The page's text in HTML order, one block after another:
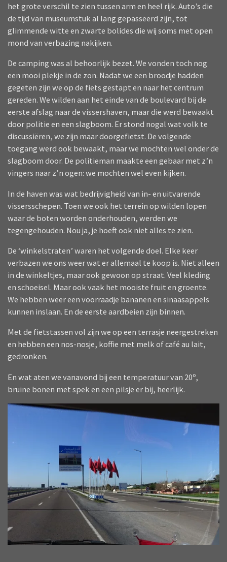
het grote verschil te zien tussen arm en heel rijk. Auto’s die
de tijd van museumstuk al lang gepasseerd zijn, tot
glimmende witte en zwarte bolides die wij soms met open
mond van verbazing nakijken.
De camping was al behoorlijk bezet. We vonden toch nog
een mooi plekje in de zon. Nadat we een broodje hadden
gegeten zijn we op de fiets gestapt en naar het centrum
gereden. We wilden aan het einde van de boulevard bij de
eerste afslag naar de vissershaven, maar die werd bewaakt
door politie en een slagboom. Er stond nogal wat volk te
discussiëren, we zijn maar doorgefietst. De volgende
toegang werd ook bewaakt, maar we mochten wel onder de
slagboom door. De politieman maakte een gebaar met z’n
vingers naar z’n ogen: we mochten wel even kijken.
In de haven was wat bedrijvigheid van in- en uitvarende
vissersschepen. Toen we ook het terrein op wilden lopen
waar de boten worden onderhouden, werden we
tegengehouden. Nou ja, je hoeft ook niet alles te zien.
De ‘winkelstraten’ waren het volgende doel. Elke keer
verbazen we ons weer wat er allemaal te koop is. Niet alleen
in de winkeltjes, maar ook gewoon op straat. Veel kleding
en schoeisel. Maar ook vaak het mooiste fruit en groente.
We hebben weer een voorraadje bananen en sinaasappels
kunnen inslaan. En de eerste aardbeien zijn binnen.
Met de fietstassen vol zijn we op een terrasje neergestreken
en hebben een nos-nosje, koffie met melk of café au lait,
gedronken.
En wat aten we vanavond bij een temperatuur van 20º,
bruine bonen met spek en een pilsje er bij, heerlijk.